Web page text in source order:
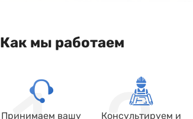
Как мы работаем
Принимаем вашу
Консультируем и